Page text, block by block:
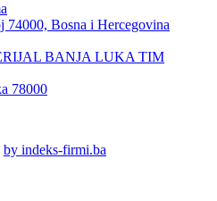
74000, Bosna i Hercegovina
BANJA LUKA TIM
78000
by indeks-firmi.ba